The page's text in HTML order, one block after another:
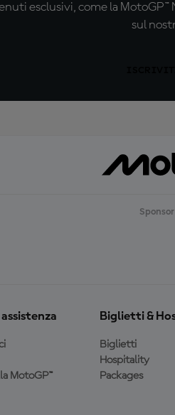
esclusivi, come la
sul
MotoGP™
Biglietti &
Biglietti
Hospitality
Packages